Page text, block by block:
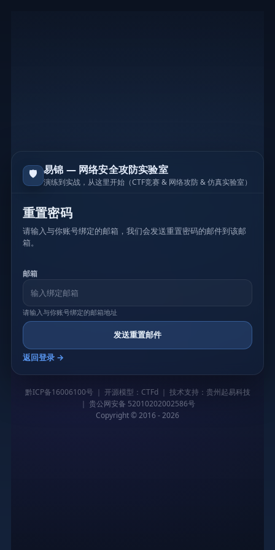
🛡️ 易锦 — 网络安全攻防实验室
演练到实战，从这里开始（CTF竞赛 & 网络攻防 & 仿真实验室）
重置密码
请输入与你账号绑定的邮箱，我们会发送重置密码的邮件到该邮
箱。
邮箱
请输入与你账号绑定的邮箱地址
发送重置邮件
返回登录 →
黔ICP备16006100号 ｜ 开源模型：CTFd ｜ 技术支持：贵州起易科技
｜ 贵公网安备 52010202002586号
Copyright © 2016 - 2026